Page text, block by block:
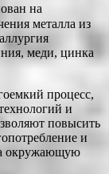
на
металла из
меди, цинка
процесс,
и
повысить
и
окружающую